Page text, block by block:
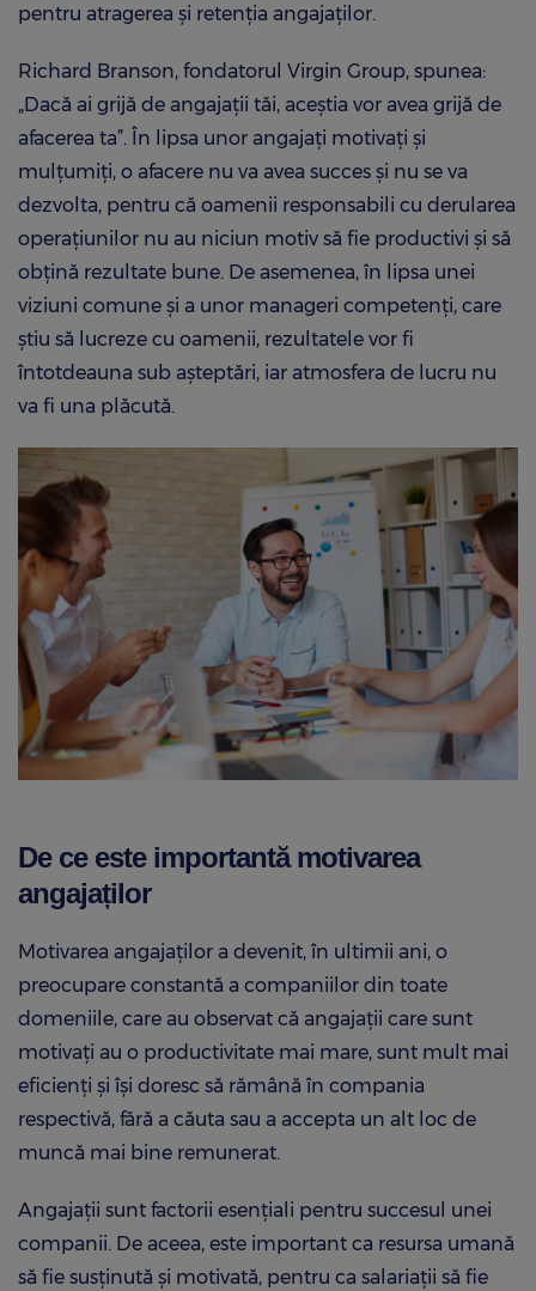
pentru atragerea și retenția angajaților.
Richard Branson, fondatorul Virgin Group, spunea:
„Dacă ai grijă de angajații tăi, aceștia vor avea grijă de
afacerea ta”. În lipsa unor angajați motivați și
mulțumiți, o afacere nu va avea succes și nu se va
dezvolta, pentru că oamenii responsabili cu derularea
operațiunilor nu au niciun motiv să fie productivi și să
obțină rezultate bune. De asemenea, în lipsa unei
viziuni comune și a unor manageri competenți, care
știu să lucreze cu oamenii, rezultatele vor fi
întotdeauna sub așteptări, iar atmosfera de lucru nu
va fi una plăcută.
De ce este importantă motivarea
angajaților
Motivarea angajaților a devenit, în ultimii ani, o
preocupare constantă a companiilor din toate
domeniile, care au observat că angajații care sunt
motivați au o productivitate mai mare, sunt mult mai
eficienți și își doresc să rămână în compania
respectivă, fără a căuta sau a accepta un alt loc de
muncă mai bine remunerat.
Angajații sunt factorii esențiali pentru succesul unei
companii. De aceea, este important ca resursa umană
să fie susținută și motivată, pentru ca salariații să fie